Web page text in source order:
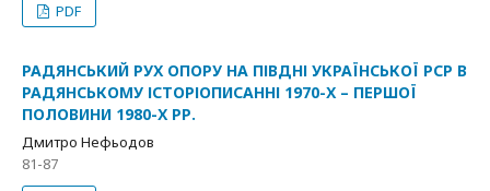
PDF
РАДЯНСЬКИЙ РУХ ОПОРУ НА ПІВДНІ УКРАЇНСЬКОЇ РСР В
РАДЯНСЬКОМУ ІСТОРІОПИСАННІ 1970-Х – ПЕРШОЇ
ПОЛОВИНИ 1980-Х РР.
Дмитро Нефьодов
81-87